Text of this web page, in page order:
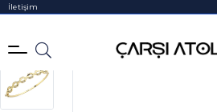
İletişim